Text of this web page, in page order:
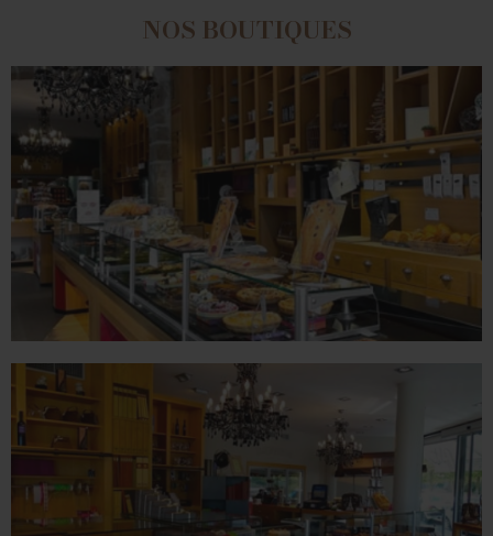
NOS BOUTIQUES
ROMANS
78 place Jean Jaurès - 26100 Romans sur Isère
Tél. 04 75 02 26 80